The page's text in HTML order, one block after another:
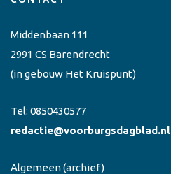
Middenbaan 111
2991 CS Barendrecht
(in gebouw Het Kruispunt)
Tel: 0850430577
redactie@voorburgsdagblad.nl
Algemeen(archief)